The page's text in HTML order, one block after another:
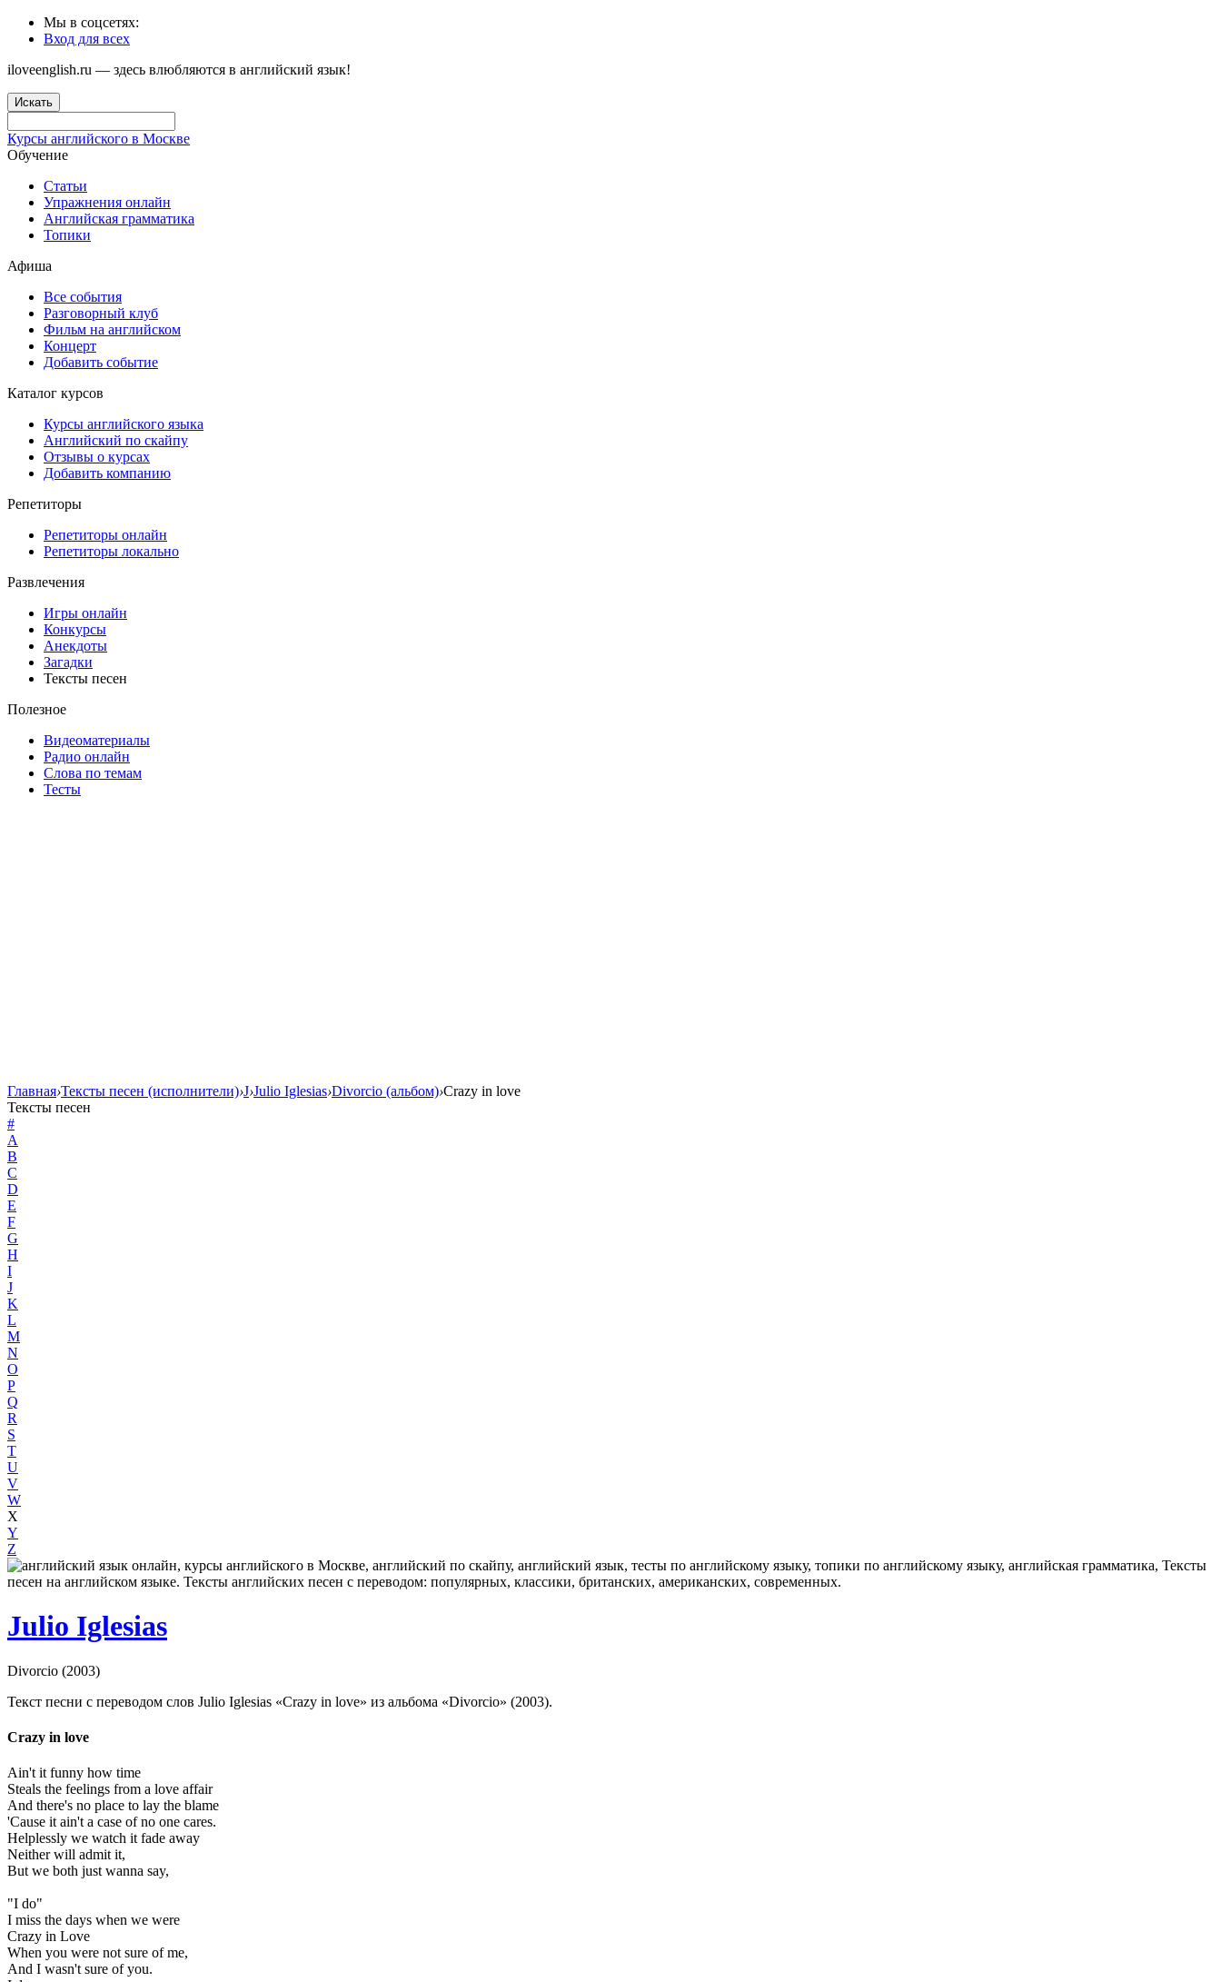
Мы в соцсетях:
Вход для всех
iloveenglish.ru — здесь влюбляются в английский язык!
Искать
Курсы английского в Москве
Обучение
Статьи
Упражнения онлайн
Английская грамматика
Топики
Афиша
Все события
Разговорный клуб
Фильм на английском
Концерт
Добавить событие
Каталог курсов
Курсы английского языка
Английский по скайпу
Отзывы о курсах
Добавить компанию
Репетиторы
Репетиторы онлайн
Репетиторы локально
Развлечения
Игры онлайн
Конкурсы
Анекдоты
Загадки
Тексты песен
Полезное
Видеоматериалы
Радио онлайн
Слова по темам
Тесты
Главная›Тексты песен (исполнители)›J›Julio Iglesias›Divorcio (альбом)›Crazy in love
Тексты песен
#
A
B
C
D
E
F
G
H
I
J
K
L
M
N
O
P
Q
R
S
T
U
V
W
X
Y
Z
Julio Iglesias
Divorcio (2003)
Текст песни с переводом слов Julio Iglesias «Crazy in love» из альбома «Divorcio» (2003).
Crazy in love
Ain't it funny how time
Steals the feelings from a love affair
And there's no place to lay the blame
'Cause it ain't a case of no one cares.
Helplessly we watch it fade away
Neither will admit it,
But we both just wanna say,
"I do"
I miss the days when we were
Crazy in Love
When you were not sure of me,
And I wasn't sure of you.